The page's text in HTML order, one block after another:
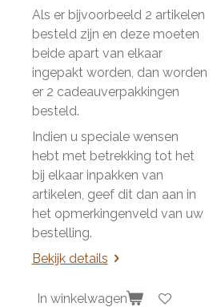
Als er bijvoorbeeld 2 artikelen
besteld zijn en deze moeten
beide apart van elkaar
ingepakt worden, dan worden
er 2 cadeauverpakkingen
besteld.
Indien u speciale wensen
hebt met betrekking tot het
bij elkaar inpakken van
artikelen, geef dit dan aan in
het opmerkingenveld van uw
bestelling.
Bekijk details
In winkelwagen